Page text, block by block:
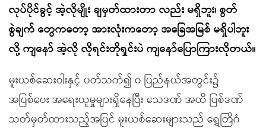
လုပ်ပိုင်ခွင့် အဲ့လိုမျိုး ချမှတ်ထားတာ လည်း မရှိဘူး၊ စွတ်
စွဲချက် တွေကတော့ အားလုံးကတော့ အခြေအမြစ် မရှိပါဘူး
လို့ ကျနော် အဲ့လို လိုရင်းတိုရှင်းပဲ ကျနော်ပြောကြားလိုတယ်။
မူးယစ်ဆေးဝါးနှင့် ပတ်သက်၍ ၀ ပြည်နယ်အတွင်း၌
အပြစ်ပေး အရေးယူမှုများရှိနေပြီး သေဒဏ် အထိ ပြစ်ဒဏ်
သတ်မှတ်ထားသည့်အပြင် မူးယစ်ဆေးများသည် ရွှေတြိဂံ